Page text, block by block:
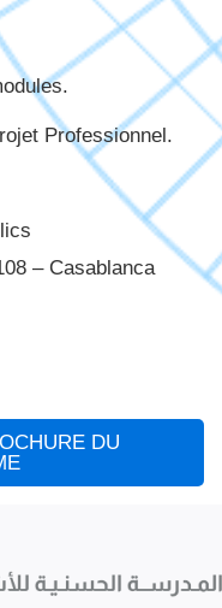
Professionnel.
– Casablanca
DU